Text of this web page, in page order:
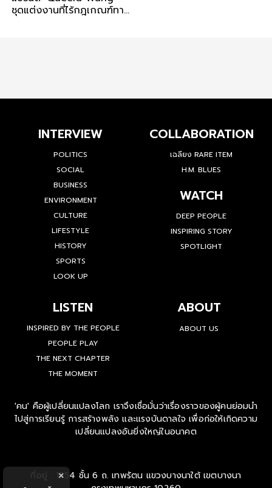
ชุดแต่งงานที่ไร้กฎเกณฑ์ทาง
INTERVIEW
POLITICS
SOCIAL
BUSINESS
ENVIRONMENT
CULTURE
LIFESTYLE
HISTORY
SPORTS
LOOK UP
COLLABORATION
เฉลียง RARE ITEM
H.M. BLUES
WATCH
DEEP PEOPLE
INSPIRING STORY
SPOTLIGHT
LISTEN
INSPIRED BY THE PEOPLE
PEOPLE PLAY
THE NEXT CHAPTER
THE MOMENT
ABOUT
ABOUT US
'คน' คือผู้เปลี่ยนแปลงโลก เราจึงเชื่อมั่นว่าเรื่องราวของผู้คนย่อมนำ
ไปสู่การเรียนรู้ การสร้างพลัง และแรงบันดาลใจ เพื่อก่อให้เกิดความ
เปลี่ยนแปลงอันยิ่งใหญ่ในอนาคต
ที่อยู่ : 1854 ชั้น 6 ถ. เทพรัตน แขวงบางนาใต้ เขตบางนา
×